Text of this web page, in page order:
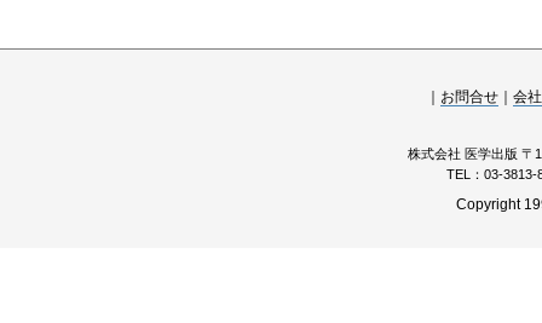
お問合せ 会
株式会社 医学出版 〒
TEL：03-3813-
Copyright